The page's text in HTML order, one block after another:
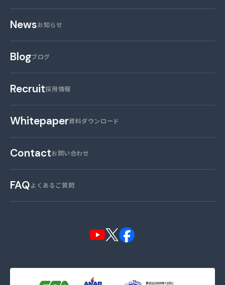
Newsお知らせ
Blogブログ
Recruit採用情報
Whitepaper資料ダウンロード
Contactお問い合わせ
FAQよくあるご質問